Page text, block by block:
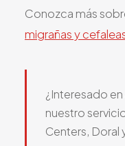
Conozca más
migrañas y
¿Interesado
nuestro
Centers, Doral